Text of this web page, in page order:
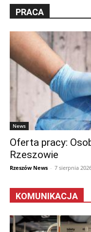
PRACA
News
Oferta pracy:
Rzeszowie
Rzeszów News - 7 sierpnia
KOMUNIKACJA